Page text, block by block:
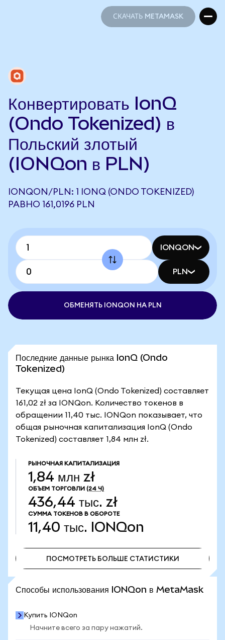
СКАЧАТЬ METAMASK
Конвертировать IonQ
(Ondo Tokenized) в
Польский злотый
(IONQon в PLN)
IONQON/PLN: 1 IONQ (ONDO TOKENIZED)
РАВНО 161,0196 PLN
IONQON
PLN
ОБМЕНЯТЬ IONQON НА PLN
Последние данные рынка IonQ (Ondo
Tokenized)
Текущая цена IonQ (Ondo Tokenized) составляет
161,02 zł за IONQon. Количество токенов в
обращении 11,40 тыс. IONQon показывает, что
общая рыночная капитализация IonQ (Ondo
Tokenized) составляет 1,84 млн zł.
РЫНОЧНАЯ КАПИТАЛИЗАЦИЯ
1,84 млн zł
ОБЪЕМ ТОРГОВЛИ (24 Ч)
436,44 тыс. zł
СУММА ТОКЕНОВ В ОБОРОТЕ
11,40 тыс. IONQon
ПОСМОТРЕТЬ БОЛЬШЕ СТАТИСТИКИ
Способы использования IONQon в MetaMask
Купить IONQon
Начните всего за пару нажатий.